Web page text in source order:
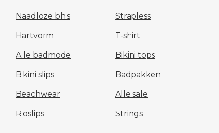
Naadloze bh's Strapless
Hartvorm T-shirt
Alle badmode Bikini tops
Bikini slips Badpakken
Beachwear Alle sale
Rioslips Strings